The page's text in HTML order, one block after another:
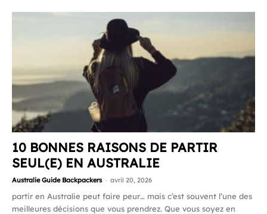
10 BONNES RAISONS DE PARTIR
SEUL(E) EN AUSTRALIE
Australie Guide Backpackers - avril 20, 2026
partir en Australie peut faire peur… mais c’est souvent l’une des
meilleures décisions que vous prendrez. Que vous soyez en